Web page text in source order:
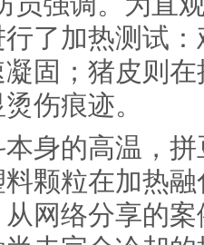
了加热测试
固；猪皮则
伤痕迹。
本身的高温，
料颗粒在加热
从网络分享的